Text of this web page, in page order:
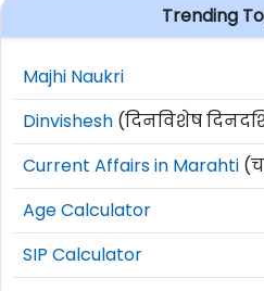
Trending
Majhi Naukri
Dinvishesh (दिनविशेष
Current Affairs in Marahti
Age Calculator
SIP Calculator